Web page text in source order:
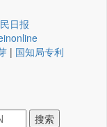
日报
| 国知局专利